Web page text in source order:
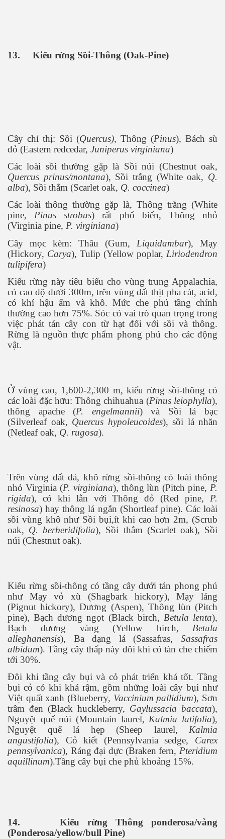
13. Kiểu rừng Sồi-Thông (Oak-Pine)
Cây chỉ thị: Sồi (Quercus), Thông (Pinus), Bách sù
đỏ (Eastern redcedar, Juniperus virginiana)
Các loài sồi thường gặp là Sồi núi (Chestnut oak,
Quercus prinus/montana), Sồi trắng (White oak, Q.
alba), Sồi thắm (Scarlet oak, Q. coccinea)
Các loài thông thường gặp là, Thông trắng (White
pine,Pinus strobus) rất phổ biến, Thông nhỏ
(Virginia pine, P. virginiana)
Cây mọc kèm: Thâu (Gum, Liquidambar), Mạy
(Hickory, Carya), Tulip (Yellow poplar, Liriodendron
tulipifera)
Kiểu rừng này tiêu biểu cho vùng trung Appalachia,
có cao độ dưới 300m, trên vùng đất thịt pha cát, acid,
có khí hậu ấm và khô. Mức che phủ tầng chính
thường cao hơn 75%. Sóc có vai trò quan trọng trong
việc phát tán cây con từ hạt đối với sồi và thông.
Rừng là nguồn thực phẩm phong phú cho các động
vật.
Ở vùng cao, 1,600-2,300 m, kiểu rừng sồi-thông có
các loài đặc hữu: Thông chihuahua (Pinus leiophylla),
thông apache (P. engelmannii) và Sồi lá bạc
(Silverleaf oak, Quercus hypoleucoides), sồi lá nhăn
(Netleaf oak, Q. rugosa).
Trên vùng đất đá, khô rừng sồi-thông có loài thông
nhỏ Virginia (P. virginiana), thông lùn (Pitch pine, P.
rigida), có khi lẫn với Thông đỏ (Red pine, P.
resinosa) hay thông lá ngắn (Shortleaf pine). Các loài
sồi vùng khô như Sồi bụi,ít khi cao hơn 2m, (Scrub
oak, Q. berberidifolia), Sồi thắm (Scarlet oak), Sồi
núi (Chestnut oak).
Kiểu rừng sồi-thông có tầng cây dưới tán phong phú
như Mạy vỏ xù (Shagbark hickory), Mạy láng
(Pignut hickory), Dương (Aspen), Thông lùn (Pitch
pine), Bạch dương ngọt (Black birch, Betula lenta),
Bạch dương vàng (Yellow birch, Betula
alleghanensis), Ba dạng lá (Sassafras, Sassafras
albidum). Tầng cây thấp này đôi khi có tàn che chiếm
tới 30%.
Đôi khi tầng cây bụi và cỏ phát triển khá tốt. Tầng
bụi cỏ có khi khá rậm, gồm những loài cây bụi như
Việt quất xanh (Blueberry, Vaccinium pallidium), Sơn
trâm đen (Black huckleberry, Gaylussacia baccata),
Nguyệt quế núi (Mountain laurel,Kalmia latifolia),
Nguyệt quế lá hẹp (Sheep laurel, Kalmia
angustifolia), Cỏ kiết (Pennsylvania sedge, Carex
pennsylvanica), Ráng đại dực (Braken fern, Pteridium
aquillinum).Tầng cây bụi che phủ khoảng 15%.
14.
Kiểu rừng Thông ponderosa/vàng
(Ponderosa/yellow/bull Pine)